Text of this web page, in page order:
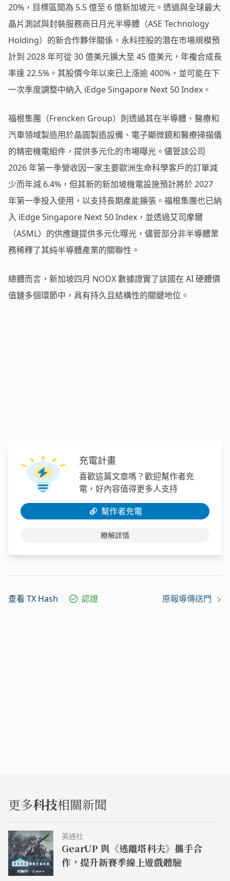
20%，目標區間為 5.5 億至 6 億新加坡元。透過與全球最大
晶片測試與封裝服務商日月光半導體（ASE Technology
Holding）的新合作夥伴關係，永科控股的潛在市場規模預
計到 2028 年可從 30 億美元擴大至 45 億美元，年複合成長
率達 22.5%。其股價今年以來已上漲逾 400%，並可能在下
一次季度調整中納入 iEdge Singapore Next 50 Index。
福根集團（Frencken Group）則透過其在半導體、醫療和
汽車領域製造用於晶圓製造設備、電子顯微鏡和醫療掃描儀
的精密機電組件，提供多元化的市場曝光。儘管該公司
2026 年第一季營收因一家主要歐洲生命科學客戶的訂單減
少而年減 6.4%，但其新的新加坡機電設施預計將於 2027
年第一季投入使用，以支持長期產能擴張。福根集團也已納
入 iEdge Singapore Next 50 Index，並透過艾司摩爾
（ASML）的供應鏈提供多元化曝光，儘管部分非半導體業
務稀釋了其純半導體產業的關聯性。
總體而言，新加坡四月 NODX 數據證實了該國在 AI 硬體價
值鏈多個環節中，具有持久且結構性的關鍵地位。
充電計畫
喜歡這篇文章嗎？歡迎幫作者充
電，好內容值得更多人支持
幫作者充電
瞭解詳情
查看 TX Hash 認證 原報導傳送門
更多科技相關新聞
美通社
GearUP 與《逃離塔科夫》攜手合
作，提升新賽季線上遊戲體驗